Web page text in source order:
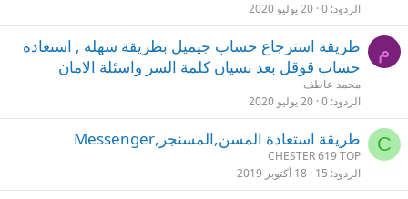
الردود 0 20 يوليو 2020
م
طريقة استرجاع حساب جيميل بطريقة سهلة , استعادة
حساب قوقل بعد نسيان كلمة السر واسئلة الامان
محمد عاطف
الردود 0 20 يوليو 2020
C طريقة استعادة المسن,المسنجر,Messenger
CHESTER 619 TOP
الردود 15 18 أكتوبر 2019